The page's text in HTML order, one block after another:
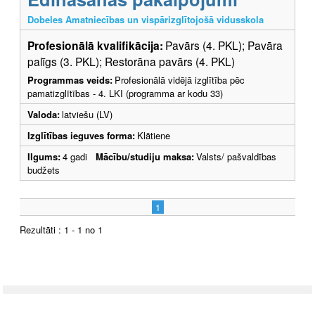
Dobeles Amatniecības un vispārizglītojošā vidusskola
Profesionālā kvalifikācija: Pavārs (4. PKL); Pavāra
palīgs (3. PKL); Restorāna pavārs (4. PKL)
Programmas veids: Profesionālā vidējā izglītība pēc
pamatizglītības - 4. LKI (programma ar kodu 33)
Valoda:latviešu (LV)
Izglītības ieguves forma: Klātiene
Ilgums:4 gadi Mācību/studiju maksa:Valsts/ pašvaldības
budžets
1
Rezultāti : 1 - 1 no 1